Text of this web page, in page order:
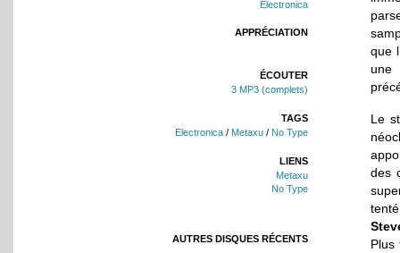
Electronica
APPRÉCIATION
ÉCOUTER
3 MP3 (complets)
TAGS
Electronica / Metaxu / No Type
LIENS
Metaxu
No Type
AUTRES DISQUES RÉCENTS
que
une
Le
des